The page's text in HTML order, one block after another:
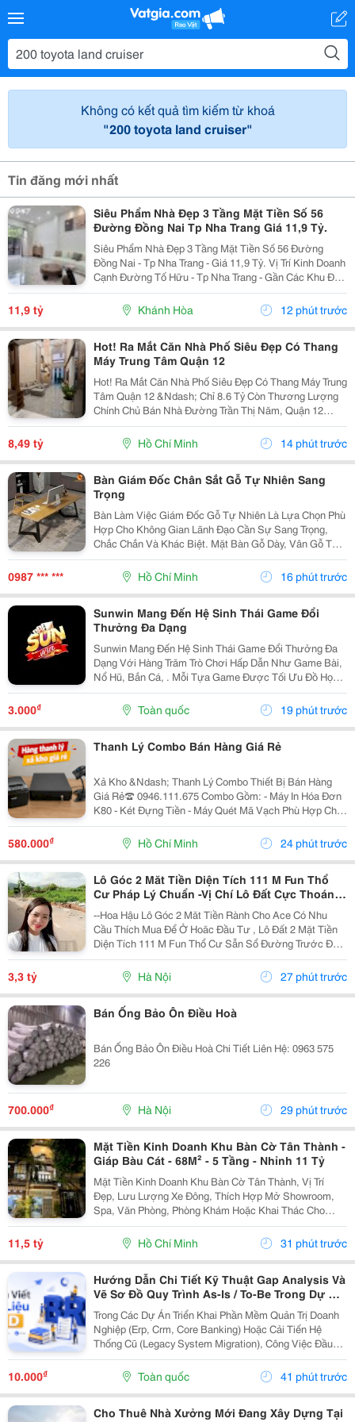
Không có kết quả tìm kiếm từ khoá
"200 toyota land cruiser"
Tin đăng mới nhất
Siêu Phẩm Nhà Đẹp 3 Tầng Mặt Tiền Số 56
Đường Đồng Nai Tp Nha Trang Giá 11,9 Tỷ.
Siêu Phẩm Nhà Đẹp 3 Tầng Mặt Tiền Số 56 Đường
Đồng Nai - Tp Nha Trang - Giá 11,9 Tỷ. Vị Trí Kinh Doanh
Cạnh Đường Tố Hữu - Tp Nha Trang - Gần Các Khu Đô
Thị. Nhà Mới Đẹp 3 Tầng Mặt Tiền + 1 Mặt Hẻm - Kiến
Trúc Hiện Đại - Đầy Đủ Tiện Nghi. - Nhà Có...
11,9 tỷ Khánh Hòa 12 phút trước
Hot! Ra Mắt Căn Nhà Phố Siêu Đẹp Có Thang
Máy Trung Tâm Quận 12
Hot! Ra Mắt Căn Nhà Phố Siêu Đẹp Có Thang Máy Trung
Tâm Quận 12 &Ndash; Chỉ 8.6 Tỷ Còn Thương Lượng
Chính Chủ Bán Nhà Đường Trần Thị Năm, Quận 12
&Ndash; Vị Trí Đẹp, Khu Dân Cư Hiện Hữu, Tiện Ích Đầy
Đủ. Diện Tích: 4M &Times; 20M Nhà...
8,49 tỷ Hồ Chí Minh 14 phút trước
Bàn Giám Đốc Chân Sắt Gỗ Tự Nhiên Sang
Trọng
Bàn Làm Việc Giám Đốc Gỗ Tự Nhiên Là Lựa Chọn Phù
Hợp Cho Không Gian Lãnh Đạo Cần Sự Sang Trọng,
Chắc Chắn Và Khác Biệt. Mặt Bàn Gỗ Dày, Vân Gỗ Tự
Nhiên Đẹp Mắt Kết Hợp Cùng Hệ Chân Sắt Hiện Đại,
Tạo Nên Tổng Thể Vừa Bền Bỉ Vừa Tinh Tế. Mẫu Bàn
0987 *** *** Hồ Chí Minh 16 phút trước
Sunwin Mang Đến Hệ Sinh Thái Game Đổi
Thưởng Đa Dạng
Sunwin Mang Đến Hệ Sinh Thái Game Đổi Thưởng Đa
Dạng Với Hàng Trăm Trò Chơi Hấp Dẫn Như Game Bài,
Nổ Hũ, Bắn Cá, . Mỗi Tựa Game Được Tối Ưu Đồ Họa
Sắc Nét, Thao Tác Mượt Mà, Tỷ Lệ Trả Thưởng Cạnh
Tranh Cùng Hệ Thống Bảo Mật Hiện Đại.
3.000₫ Toàn quốc 19 phút trước
Thanh Lý Combo Bán Hàng Giá Rẻ
Xả Kho &Ndash; Thanh Lý Combo Thiết Bị Bán Hàng
Giá Rẻ☎️ 0946.111.675 Combo Gồm: - Máy In Hóa Đơn
K80 - Két Đựng Tiền - Máy Quét Mã Vạch Phù Hợp Cho
Tạp Hóa, Shop, Siêu Thị Mini, Quán Ăn, Cafe... ☎️ Liên
Hệ: 0946.111.675 Kazuko Việt Nam...
580.000₫ Hồ Chí Minh 24 phút trước
Lô Góc 2 Măt Tiền Diện Tích 111 M Fun Thổ
Cư Pháp Lý Chuẩn -Vị Chí Lô Đất Cực Thoáng
Mát ,Đất Nằm Mặt Đường Chục
--Hoa Hậu Lô Góc 2 Măt Tiền Rành Cho Ace Có Nhu
Cầu Thích Mua Để Ở Hoăc Đầu Tư , Lô Đất 2 Mặt Tiền
Diện Tích 111 M Fun Thổ Cư Sẫn Sổ Đường Trước Đất
Chuẩn Bị Đang Giải Nhựa Rộng 5,,5 M 2 Ô Tô Tránh
Nhau Vị Trí Đất Sát Trường Học Cấp 1 Thôn Thanh...
3,3 tỷ Hà Nội 27 phút trước
Bán Ống Bảo Ôn Điều Hoà
Bán Ống Bảo Ôn Điều Hoà Chi Tiết Liên Hệ: 0963 575
226
700.000₫ Hà Nội 29 phút trước
Mặt Tiền Kinh Doanh Khu Bàn Cờ Tân Thành -
Giáp Bàu Cát - 68M² - 5 Tầng - Nhỉnh 11 Tỷ
Mặt Tiền Kinh Doanh Khu Bàn Cờ Tân Thành, Vị Trí
Đẹp, Lưu Lượng Xe Đông, Thích Hợp Mở Showroom,
Spa, Văn Phòng, Phòng Khám Hoặc Khai Thác Cho
Thuê. Ưu Điểm Nổi Bật: Diện Tích: 68M&Sup2; Kết
Cấu: 4 Tầng + Sân Thượng 6 Phòng Ngủ Khép Kín...
11,5 tỷ Hồ Chí Minh 31 phút trước
Hướng Dẫn Chi Tiết Kỹ Thuật Gap Analysis Và
Vẽ Sơ Đồ Quy Trình As-Is / To-Be Trong Dự Án
Chuyển Đổi Số
Trong Các Dự Án Triển Khai Phần Mềm Quản Trị Doanh
Nghiệp (Erp, Crm, Core Banking) Hoặc Cải Tiến Hệ
Thống Cũ (Legacy System Migration), Công Việc Đầu
Tiên Và Quan Trọng Nhất Của It Ba Không Phải Là Nhảy
Vào Thiết Kế Ngay Tính Năng Mới. Thay Vào Đó,...
10.000₫ Toàn quốc 41 phút trước
Cho Thuê Nhà Xưởng Mới Đang Xây Dựng Tại